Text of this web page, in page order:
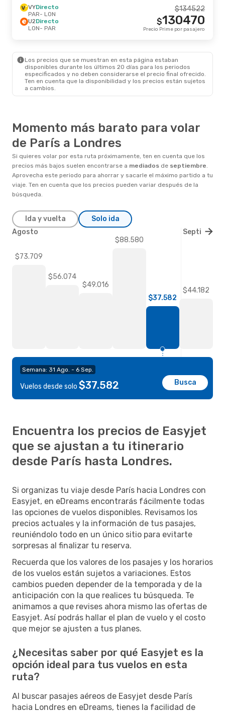
VYDirecto
PAR- LON
U2Directo
LON- PAR
134522
$
130470
$
Precio Prime por pasajero
Los precios que se muestran en esta página estaban
disponibles durante los últimos 20 días para los periodos
especificados y no deben considerarse el precio final ofrecido.
Ten en cuenta que la disponibilidad y los precios están sujetos
a cambios.
Momento más barato para volar
de París a Londres
Si quieres volar por esta ruta próximamente, ten en cuenta que los
precios más bajos suelen encontrarse a mediados de septiembre.
Aprovecha este periodo para ahorrar y sacarle el máximo partido a tu
viaje. Ten en cuenta que los precios pueden variar después de la
búsqueda.
Ida y vuelta Solo ida
Semana: 31 Ago. - 6 Sep.
Vuelos desde solo $37.582 Busca
$73.709
$56.074
$49.016
$88.580
$37.582
$44.182
Agosto Septiembre
Encuentra los precios de Easyjet
que se ajustan a tu itinerario
desde París hasta Londres.
Si organizas tu viaje desde París hacia Londres con
Easyjet, en eDreams encontrarás fácilmente todas
las opciones de vuelos disponibles. Revisamos los
precios actuales y la información de tus pasajes,
reuniéndolo todo en un único sitio para evitarte
sorpresas al finalizar tu reserva.
Recuerda que los valores de los pasajes y los horarios
de los vuelos están sujetos a variaciones. Estos
cambios pueden depender de la temporada y de la
anticipación con la que realices tu búsqueda. Te
animamos a que revises ahora mismo las ofertas de
Easyjet. Así podrás hallar el plan de vuelo y el costo
que mejor se ajusten a tus planes.
¿Necesitas saber por qué Easyjet es la
opción ideal para tus vuelos en esta
ruta?
Al buscar pasajes aéreos de Easyjet desde París
hacia Londres en eDreams, tienes la facilidad de